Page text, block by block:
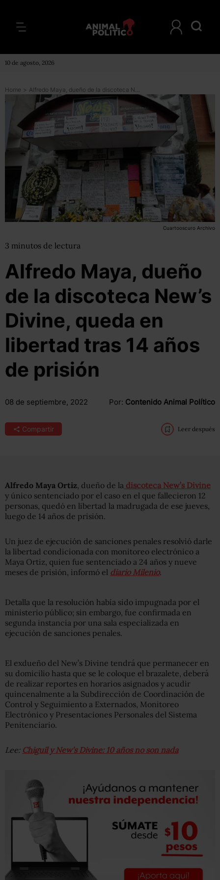
10 de agosto, 2026
Home > Alfredo Maya, dueño de la discoteca New’s Divine, queda en libertad tras 14 años de prisión
Cuartooscuro Archivo
3 minutos de lectura
Alfredo Maya, dueño
de la discoteca New’s
Divine, queda en
libertad tras 14 años
de prisión
08 de septiembre, 2022 Por: Contenido Animal Político
Compartir Leer después
Alfredo Maya Ortiz, dueño de la discoteca New’s Divine
y único sentenciado por el caso en el que fallecieron 12
personas, quedó en libertad la madrugada de ese jueves,
luego de 14 años de prisión.
Un juez de ejecución de sanciones penales resolvió darle
la libertad condicionada con monitoreo electrónico a
Maya Ortiz, quien fue sentenciado a 24 años y nueve
meses de prisión, informó el diario Milenio.
Detalla que la resolución había sido impugnada por el
ministerio público; sin embargo, fue confirmada en
segunda instancia por una sala especializada en
ejecución de sanciones penales.
El exdueño del New’s Divine tendrá que permanecer en
su domicilio hasta que se le coloque el brazalete, deberá
de realizar reportes en horarios asignados y acudir
quincenalmente a la Subdirección de Coordinación de
Control y Seguimiento a Externados, Monitoreo
Electrónico y Presentaciones Personales del Sistema
Penitenciario.
Lee: Chiguil y New’s Divine: 10 años no son nada